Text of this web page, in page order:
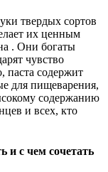
твердых сортов
их ценным
. Они богаты
чувство
паста содержит
для пищеварения,
содержанию
и всех, кто
и с чем сочетать